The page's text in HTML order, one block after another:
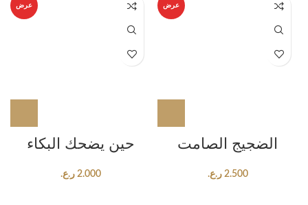
عرض
حين يضحك البكاء
2.000 ر.ع.
عرض
الضجيج الصامت
2.500 ر.ع.